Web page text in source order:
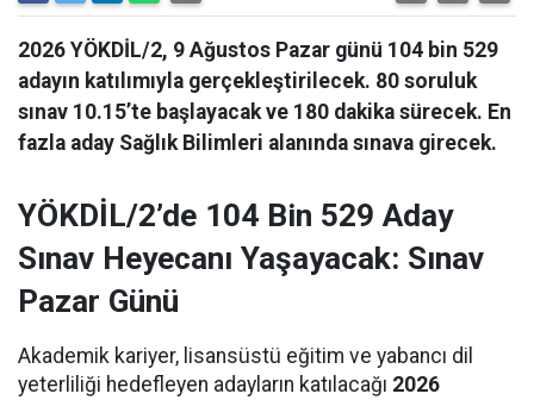
2026 YÖKDİL/2, 9 Ağustos Pazar günü 104 bin 529
adayın katılımıyla gerçekleştirilecek. 80 soruluk
sınav 10.15’te başlayacak ve 180 dakika sürecek. En
fazla aday Sağlık Bilimleri alanında sınava girecek.
YÖKDİL/2’de 104 Bin 529 Aday
Sınav Heyecanı Yaşayacak: Sınav
Pazar Günü
Akademik kariyer, lisansüstü eğitim ve yabancı dil
yeterliliği hedefleyen adayların katılacağı 2026